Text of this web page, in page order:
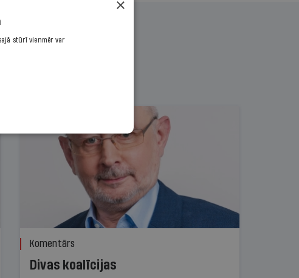
Komentārs
Divas koalīcijas
×
stūrī vienmēr var